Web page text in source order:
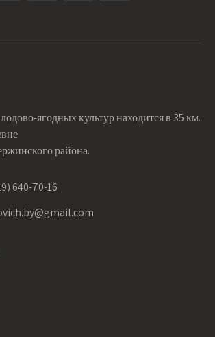
ягодных культур находится в 35 км.
района.
640-70-16